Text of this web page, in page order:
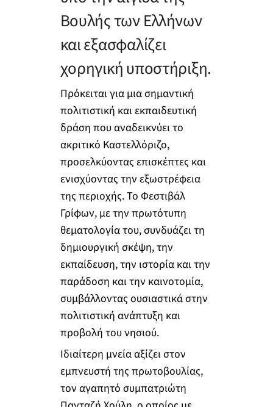
Βουλής των Ελλήνων
και εξασφαλίζει
χορηγική υποστήριξη.
Πρόκειται για μια σημαντική
πολιτιστική και εκπαιδευτική
δράση που αναδεικνύει το
ακριτικό Καστελλόριζο,
προσελκύοντας επισκέπτες και
ενισχύοντας την εξωστρέφεια
της περιοχής. Το Φεστιβάλ
Γρίφων, με την πρωτότυπη
θεματολογία του, συνδυάζει τη
δημιουργική σκέψη, την
εκπαίδευση, την ιστορία και την
παράδοση και την καινοτομία,
συμβάλλοντας ουσιαστικά στην
πολιτιστική ανάπτυξη και
προβολή του νησιού.
Ιδιαίτερη μνεία αξίζει στον
εμπνευστή της πρωτοβουλίας,
τον αγαπητό συμπατριώτη